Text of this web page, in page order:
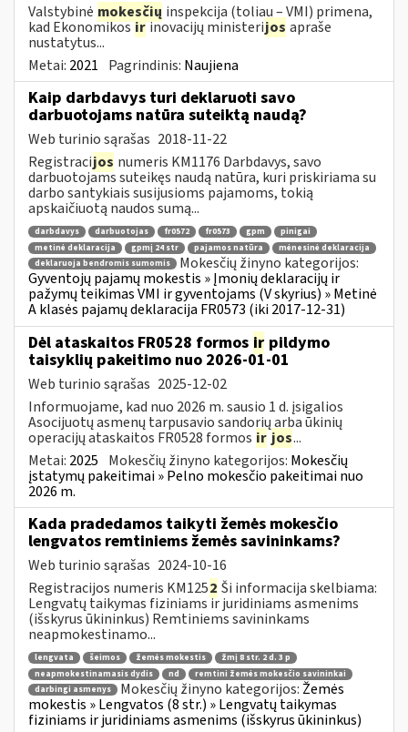
Valstybinė mokesčių inspekcija (toliau – VMI) primena,
kad Ekonomikosirinovacijų ministerijos apraše
nustatytus...
Metai: 2021 Pagrindinis: Naujiena
Kaip darbdavys turi deklaruoti savo
darbuotojams natūra suteiktą naudą?
Web turinio sąrašas 2018-11-22
Registracijos numeris KM1176 Darbdavys, savo
darbuotojams suteikęs naudą natūra, kuri priskiriama su
darbo santykiais susijusioms pajamoms, tokią
apskaičiuotą naudos sumą...
darbdavys darbuotojas fr0572 fr0573 gpm
pinigai
metinė deklaracija
gpmį 24 str pajamos natūra
mėnesinė deklaracija
deklaruoja bendromis sumomis
Mokesčių žinyno kategorijos:
Gyventojų pajamų mokestis » Įmonių deklaracijų ir
pažymų teikimas VMI ir gyventojams (V skyrius) » Metinė
A klasės pajamų deklaracija FR0573 (iki 2017-12-31)
Dėl ataskaitos FR0528 formos ir pildymo
taisyklių pakeitimo nuo 2026-01-01
Web turinio sąrašas 2025-12-02
Informuojame, kad nuo 2026 m. sausio 1 d. įsigalios
Asocijuotų asmenų tarpusavio sandorių arba ūkinių
operacijų ataskaitos FR0528 formos ir jos...
Metai: 2025 Mokesčių žinyno kategorijos: Mokesčių
įstatymų pakeitimai » Pelno mokesčio pakeitimai nuo
2026 m.
Kada pradedamos taikyti žemės mokesčio
lengvatos remtiniems žemės savininkams?
Web turinio sąrašas 2024-10-16
Registracijos numeris KM1252 Ši informacija skelbiama:
Lengvatų taikymas fiziniams ir juridiniams asmenims
(išskyrus ūkininkus) Remtiniems savininkams
neapmokestinamo...
lengvata šeimos žemės mokestis
žmį 8 str. 2 d. 3 p
neapmokestinamasis dydis
nd
remtini žemės mokesčio savininkai
darbingi asmenys
Mokesčių žinyno kategorijos: Žemės
mokestis » Lengvatos (8 str.) » Lengvatų taikymas
fiziniams ir juridiniams asmenims (išskyrus ūkininkus)